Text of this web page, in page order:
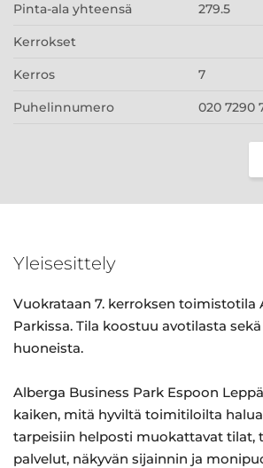
Pinta-ala yhteensä 279.5
Kerrokset
Kerros 7
Puhelinnumero 020 7290
Yleisesittely
Vuokrataan 7. kerroksen toimistotila
Parkissa. Tila koostuu avotilasta
huoneista.
Alberga Business Park Espoon
kaiken, mitä hyviltä toimitiloilta
tarpeisiin helposti muokattavat tilat,
palvelut, näkyvän sijainnin ja